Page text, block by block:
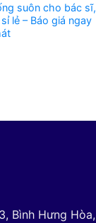
suôn cho bác sĩ,
lẻ – Báo giá ngay
Bình Hưng Hòa,